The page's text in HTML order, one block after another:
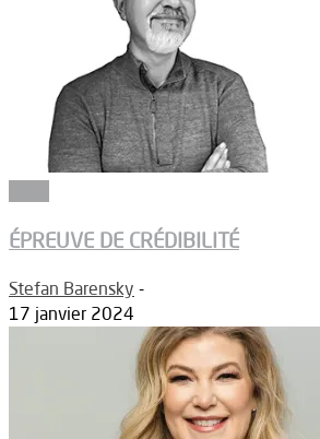
ÉPREUVE DE CRÉDIBILITÉ
Stefan Barensky -
17 janvier 2024